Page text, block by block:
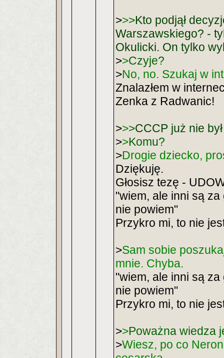
>>>Kto podjął
Warszawskiego? -
Okulicki. On tylko
>>Czyje?
>No, no. Szukaj w
Znalazłem w
Zenka z Radwanic!
>>>CCCP już nie
>>Komu?
>Drogie dziecko,
Dziękuję.
Głosisz tezę -
"wiem, ale inni są
nie powiem"
Przykro mi, to nie
>Sam sobie
mnie. Chyba.
"wiem, ale inni są
nie powiem"
Przykro mi, to nie
>>Poważna wiedza
>Wiesz, po co